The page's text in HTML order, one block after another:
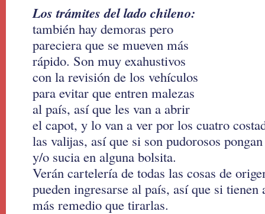
Los trámites del lado chileno:
también hay demoras pero
pareciera que se mueven más
rápido. Son muy exahustivos
con la revisión de los vehículos
para evitar que entren malezas
al país, así que les van a abrir
el capot, y lo van a ver por los cuatro
las valijas, así que si son pudorosos
y/o sucia en alguna bolsita.
Verán cartelería de todas las cosas de
pueden ingresarse al país, así que si tienen
más remedio que tirarlas.